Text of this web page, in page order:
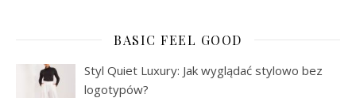
BASIC FEEL GOOD
Styl Quiet Luxury: Jak wyglądać stylowo bez
logotypów?